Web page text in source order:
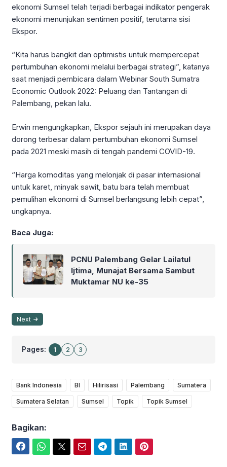
ekonomi Sumsel telah terjadi berbagai indikator pengerak
ekonomi menunjukan sentimen positif, terutama sisi
Ekspor.
“Kita harus bangkit dan optimistis untuk mempercepat
pertumbuhan ekonomi melalui berbagai strategi”, katanya
saat menjadi pembicara dalam Webinar South Sumatra
Economic Outlook 2022: Peluang dan Tantangan di
Palembang, pekan lalu.
Erwin mengungkapkan, Ekspor sejauh ini merupakan daya
dorong terbesar dalam pertumbuhan ekonomi Sumsel
pada 2021 meski masih di tengah pandemi COVID-19.
“Harga komoditas yang melonjak di pasar internasional
untuk karet, minyak sawit, batu bara telah membuat
pemulihan ekonomi di Sumsel berlangsung lebih cepat”,
ungkapnya.
Baca Juga:
PCNU Palembang Gelar Lailatul
Ijtima, Munajat Bersama Sambut
Muktamar NU ke-35
Next
Pages: 1 2 3
Bank Indonesia BI Hilirisasi Palembang Sumatera
Sumatera Selatan Sumsel Topik Topik Sumsel
Bagikan: